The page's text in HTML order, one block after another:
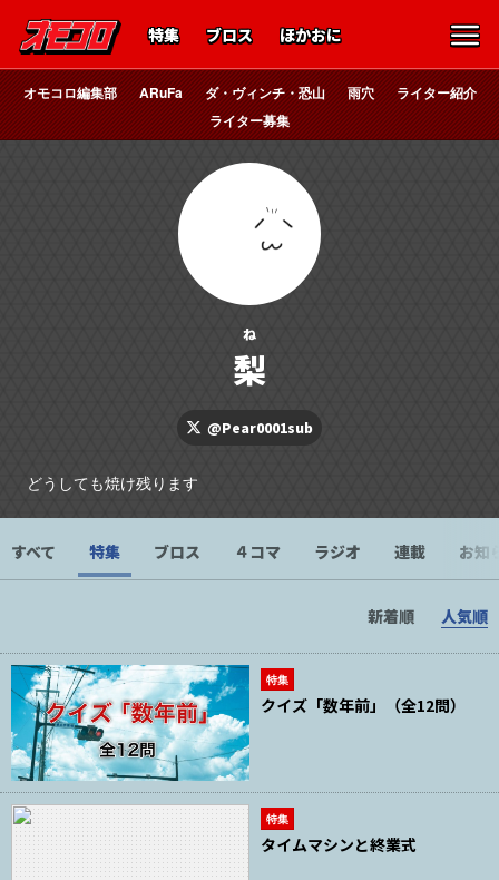
特集 ブロス ほかおに
オモコロ編集部 ARuFa ダ・ヴィンチ・恐山 雨穴
ライター紹介
ライター募集
ね
梨
@Pear0001sub
どうしても焼け残ります
すべて 特集 ブロス ４コマ ラジオ 連載 お知
新着順 人気順
特集
クイズ「数年前」（全12問）
特集
タイムマシンと終業式